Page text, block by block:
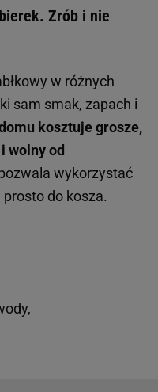
Zrób i nie
w różnych
sam smak, zapach i
kosztuje grosze,
wolny od
wykorzystać
do kosza.